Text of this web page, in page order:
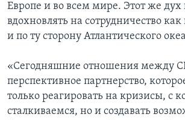
Европе и во всем мире. Этот же дух
вдохновлять на сотрудничество
и по ту сторону Атлантического
«Сегодняшние отношения между
перспективное партнерство,
только реагировать на кризисы, с
сталкиваемся, но и создавать